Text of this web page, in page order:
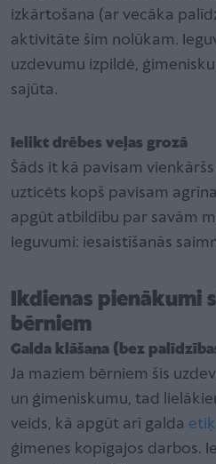
izkārtošana (ar vecāka
aktivitāte šim nolūkam.
uzdevumu izpildē,
sajūta.
Ielikt drēbes veļas grozā
Šāds it kā pavisam
uzticēts kopš pavisam
apgūt atbildību par savām
Ieguvumi: iesaistīšanās
Ikdienas pienākumi
bērniem
Galda klāšana (bez
Ja maziem bērniem šis
un ģimeniskumu, tad
veids, kā apgūt arī galda
ģimenes kopīgajos darbos.